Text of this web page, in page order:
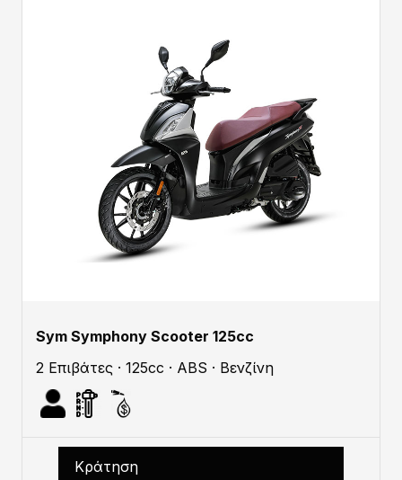
Sym Symphony Scooter 125cc
2 Επιβάτες · 125cc · ABS · Βενζίνη
Κράτηση